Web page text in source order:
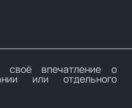
своё впечатление о
или отдельного